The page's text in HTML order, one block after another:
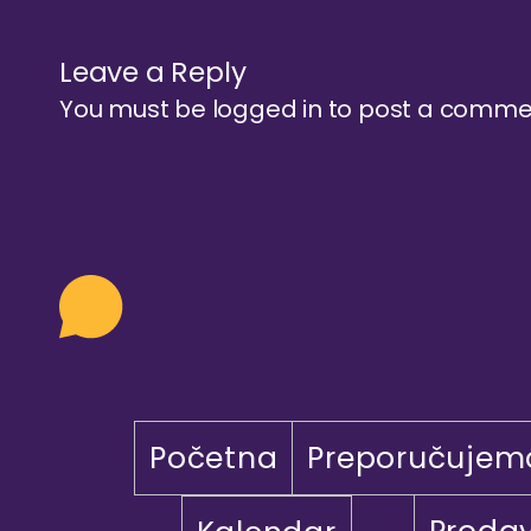
Leave a Reply
You must be logged in to post a
Početna